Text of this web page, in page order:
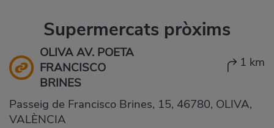
Supermercats pròxims
OLIVA AV. POETA
FRANCISCO
BRINES
1 km
Passeig de Francisco Brines, 15, 46780, OLIVA,
VALÈNCIA